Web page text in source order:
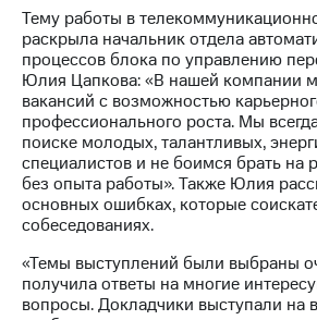
Документы
ПАО
"МТС"
Собрания
акционеров
Личный
кабинет
акционера
Акционерный
капитал
Контроль
аудит
Рынок
акций
Тему работы в
раскрыла начальник отдела
процессов блока по управлению
Юлия Цапкова: «В нашей компании
вакансий с возможностью
профессионального роста. Мы
поиске молодых, талантливых,
специалистов и не боимся брать на
без опыта работы». Также Юлия
основных ошибках, которые
собеседованиях.
«Темы выступлений были выбраны
получила ответы на многие
вопросы. Докладчики выступали на